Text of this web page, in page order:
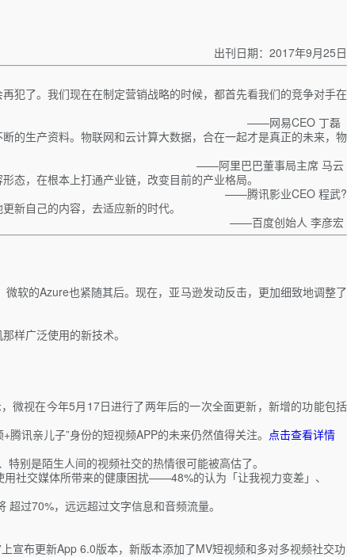
出刊日期：2017年9月25日
犯了。我们现在在制定营销战略的时候，都首先看我们的竞争对手在
——网易CEO 丁磊
的生产资料。物联网和云计算大数据，合在一起才是真正的未来，物
——阿里巴巴董事局主席 马云
态，在根本上打通产业链，改变目前的产业格局。
——腾讯影业CEO 程武?
新自己的内容，去适应新的时代。
——百度创始人 李彦宏
软的Azure也紧随其后。现在，亚马逊发动反击，更加细致地调整了
样广泛使用的新技术。
微视在今年5月17日进行了两年后的一次全面更新，新增的功能包括
讯亲儿子”身份的短视频APP的未来仍然值得关注。 点击查看详情
别是陌生人间的视频社交的热情很可能被高估了。
社交媒体所带来的健康困扰——48%的认为「让我视力变差」、
过70%，远远超过文字信息和音频流量。
宣布更新App 6.0版本，新版本添加了MV短视频和多对多视频社交功